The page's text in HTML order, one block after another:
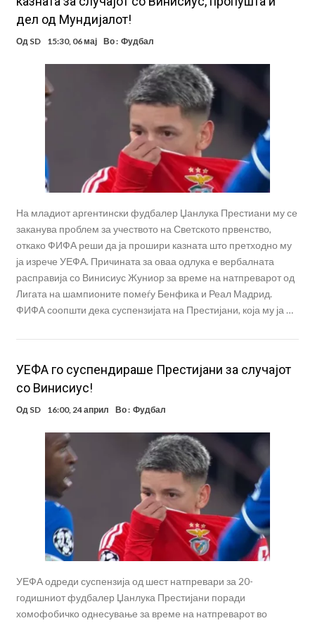
договара уште едно одлично засилување
Трансфер од 150 милиони евра: Играчот се согласи, а сега
Ливерпул тргна на сè или ништо
Спалети разбра каков проблем има во тимот на Јувентус, па
„шпионите“ веќе се појавија
Вардар остана без тренер: Фабијани замина од клупата на
„црвено-црните“
Мурињо: Несреќникот ни дојде неподготвен во Мадрид
Тетоважата на Габриел стана предмет на потсмев: Навивачите го
вметнаа Де Брујне и направија хит (Фото)
дел од Мундијалот!
Од SD 15:30, 06 мај Во : Фудбал
На младиот аргентински фудбалер Џанлука Престиани му се
заканува проблем за учеството на Светското првенство,
откако ФИФА реши да ја прошири казната што претходно му
ја изрече УЕФА. Причината за оваа одлука е вербалната
расправија со Винисиус Жуниор за време на натпреварот од
Лигата на шампионите помеѓу Бенфика и Реал Мадрид.
ФИФА соопшти дека суспензијата на Престијани, која му ја …
УЕФА го суспендираше Престијани за случајот
со Винисиус!
Од SD 16:00, 24 април Во : Фудбал
УЕФА одреди суспензија од шест натпревари за 20-
годишниот фудбалер Џанлука Престијани поради
хомофобичко однесување за време на натпреварот во